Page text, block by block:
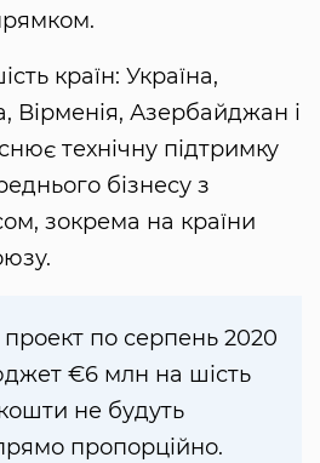
країн: Україна,
Вірменія, Азербайджан і
технічну підтримку
бізнесу з
зокрема на країни
по серпень 2020
€6 млн на шість
не будуть
пропорційно.